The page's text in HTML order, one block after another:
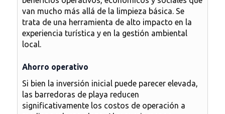
van mucho más allá de la limpieza básica. Se
trata de una herramienta de alto impacto en la
experiencia turística y en la gestión ambiental
local.
Ahorro operativo
Si bien la inversión inicial puede parecer elevada,
las barredoras de playa reducen
significativamente los costos de operación a